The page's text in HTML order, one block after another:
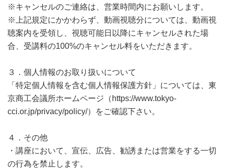
※キャンセルのご連絡は、営業時間内にお願いします。
※上記規定にかかわらず、動画視聴分については、動画視
聴案内を受領し、視聴可能日以降にキャンセルされた場
合、受講料の100%のキャンセル料をいただきます。
３．個人情報のお取り扱いについて
「特定個人情報を含む個人情報保護方針」については、東
京商工会議所ホームページ（https://www.tokyo-
cci.or.jp/privacy/policy/）をご確認下さい。
４．その他
・講座において、宣伝、広告、勧誘または営業をする一切
の行為を禁止します。